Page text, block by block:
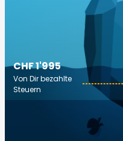
CHF 1'995
Von Dir bezahlte
Steuern